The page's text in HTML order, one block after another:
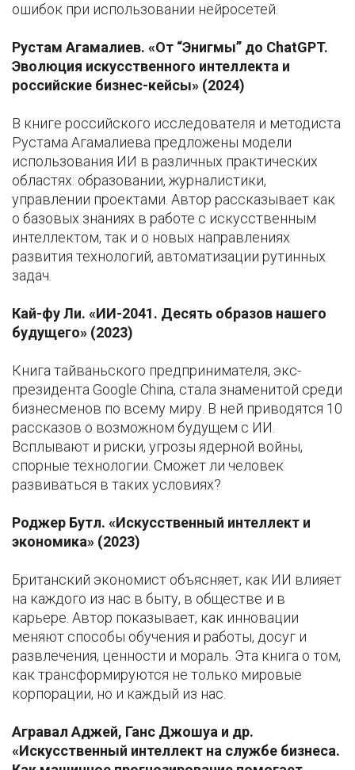
ошибок при использовании нейросетей.
Рустам Агамалиев. «От “Энигмы” до ChatGPT.
Эволюция искусственного интеллекта и
российские бизнес-кейсы» (2024)
В книге российского исследователя и методиста
Рустама Агамалиева предложены модели
использования ИИ в различных практических
областях: образовании, журналистики,
управлении проектами. Автор рассказывает как
о базовых знаниях в работе с искусственным
интеллектом, так и о новых направлениях
развития технологий, автоматизации рутинных
задач.
Кай-фу Ли. «ИИ-2041. Десять образов нашего
будущего» (2023)
Книга тайваньского предпринимателя, экс-
президента Google China, стала знаменитой среди
бизнесменов по всему миру. В ней приводятся 10
рассказов о возможном будущем с ИИ.
Всплывают и риски, угрозы ядерной войны,
спорные технологии. Сможет ли человек
развиваться в таких условиях?
Роджер Бутл. «Искусственный интеллект и
экономика» (2023)
Британский экономист объясняет, как ИИ влияет
на каждого из нас в быту, в обществе и в
карьере. Автор показывает, как инновации
меняют способы обучения и работы, досуг и
развлечения, ценности и мораль. Эта книга о том,
как трансформируются не только мировые
корпорации, но и каждый из нас.
Агравал Аджей, Ганс Джошуа и др.
«Искусственный интеллект на службе бизнеса.